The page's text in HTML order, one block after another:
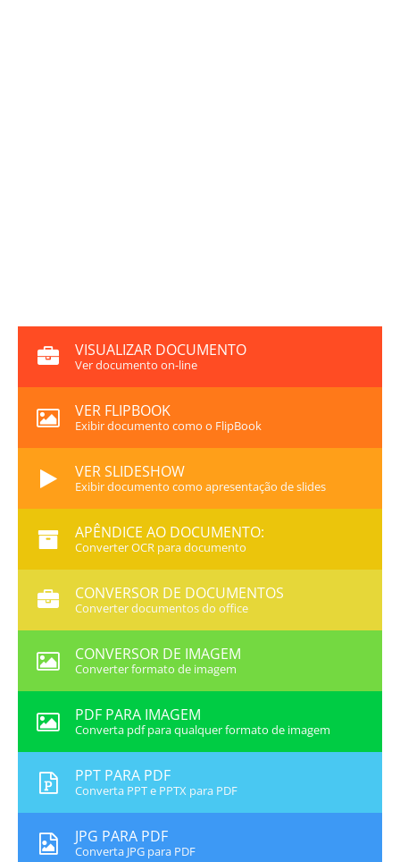
VISUALIZAR DOCUMENTO
Ver documento on-line
VER FLIPBOOK
Exibir documento como o FlipBook
VER SLIDESHOW
Exibir documento como apresentação de slides
APÊNDICE AO DOCUMENTO:
Converter OCR para documento
CONVERSOR DE DOCUMENTOS
Converter documentos do office
CONVERSOR DE IMAGEM
Converter formato de imagem
PDF PARA IMAGEM
Converta pdf para qualquer formato de imagem
PPT PARA PDF
Converta PPT e PPTX para PDF
JPG PARA PDF
Converta JPG para PDF